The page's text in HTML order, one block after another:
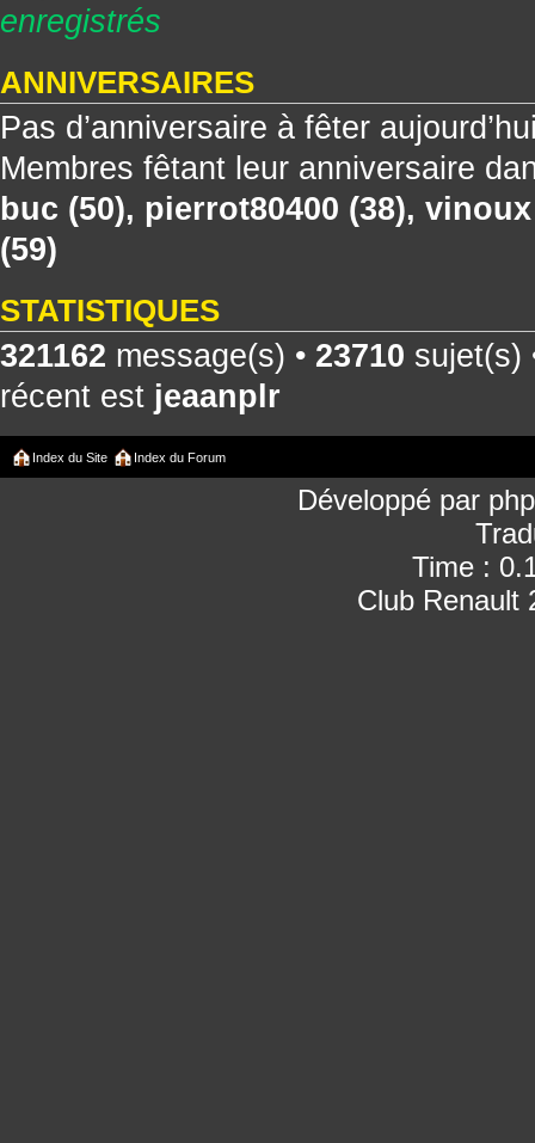
enregistrés
ANNIVERSAIRES
Pas d’anniversaire à fêter
Membres fêtant leur anniversaire
buc (50), pierrot80400 (38), vinoux
(59)
STATISTIQUES
321162 message(s) • 23710 sujet(s)
récent est jeaanplr
Index du Site Index du Forum
Développé par
Time :
Club Renault